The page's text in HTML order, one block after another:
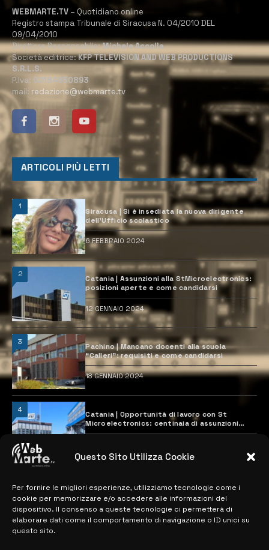
Questo Sito Utilizza Cookie
Per fornire le migliori esperienze, utilizziamo tecnologie come i
cookie per memorizzare e/o accedere alle informazioni del
dispositivo. Il consenso a queste tecnologie ci permetterà di
elaborare dati come il comportamento di navigazione o ID unici su
questo sito.
WEBMARTE.TV – Quotidiano online
Registro stampa Tribunale di Siracusa N. 04/2010 DEL
09/04/2010
Direttore Responsabile:Michele Accolla
Società editrice:KFP TELEVISION AND WEB PRODUCTIONS
S.R.L.S.
P.Iva: 02184950893
mail: redazione@webmarte.tv
ARTICOLI PIÙ LETTI
1
Siracusa | Si è insediata la nuova dirigente
dell’Ufficio scolastico
6 FEBBRAIO 2024
2
Catania | Assunzioni alla StMicroelectronics:
posizioni aperte e come candidarsi
12 GENNAIO 2024
3
Pachino | Mancano docenti alla scuola
“Calleri”: requisiti e come candidarsi
18 GENNAIO 2024
4
Catania | Opportunità di lavoro con St
Microelectronics: centinaia di assunzioni
previste
MAPPA DEL SITO
> NOTIZIE